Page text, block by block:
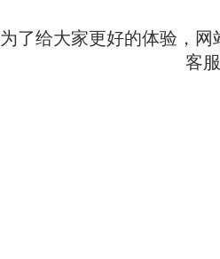
为了给大家更好的体验，
客